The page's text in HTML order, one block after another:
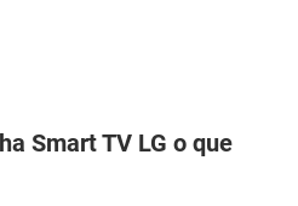
Smart TV LG o que